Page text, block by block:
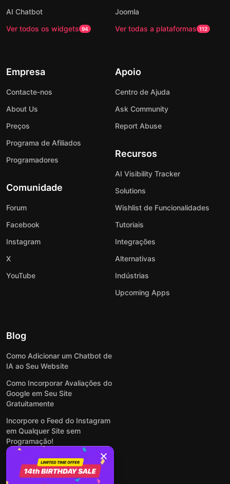
AI Chatbot
Ver todos os widgets 94
Joomla
Ver todas a plataformas 112
Empresa
Contacte-nos
About Us
Preços
Programa de Afiliados
Programadores
Comunidade
Forum
Facebook
Instagram
X
YouTube
Apoio
Centro de Ajuda
Ask Community
Report Abuse
Recursos
AI Visibility Tracker
Solutions
Wishlist de Funcionalidades
Tutoriais
Integrações
Alternativas
Indústrias
Upcoming Apps
Blog
Como Adicionar um Chatbot de
IA ao Seu Website
Como Incorporar Avaliações do
Google em Seu Site
Gratuitamente
Incorpore o Feed do Instagram
em Qualquer Site sem
Programação!
Como Incorporar Formulários
em Qualquer Site Online e
Gratuitamente